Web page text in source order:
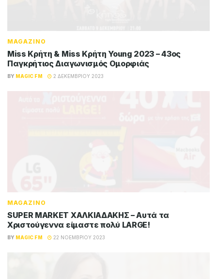
MAGAZINO
Miss Κρήτη & Miss Κρήτη Young 2023 – 43ος
Παγκρήτιος Διαγωνισμός Ομορφιάς
BY MAGIC FM 2 ΔΕΚΕΜΒΡΊΟΥ 2023
MAGAZINO
SUPER MARKET ΧΑΛΚΙΑΔΑΚΗΣ – Αυτά τα
Χριστούγεννα είμαστε πολύ LARGE!
BY MAGIC FM 22 ΝΟΕΜΒΡΊΟΥ 2023